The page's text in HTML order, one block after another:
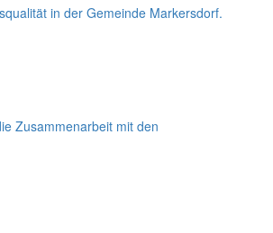
in der Gemeinde Markersdorf.
Zusammenarbeit mit den